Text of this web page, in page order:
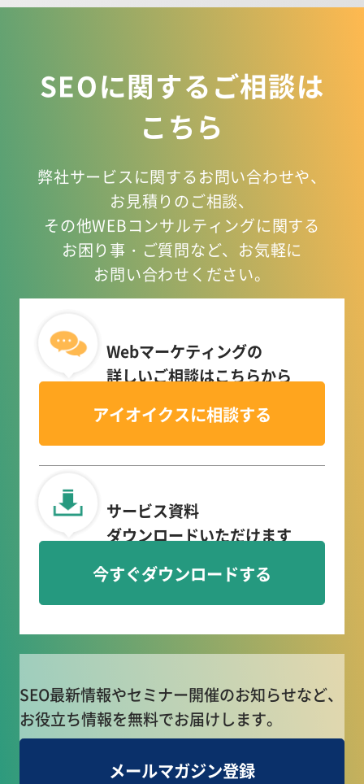
SEOに関するご相談は
こちら
弊社サービスに関するお問い合わせや、
お見積りのご相談、
その他WEBコンサルティングに関する
お困り事 ・ご質問など、お気軽に
お問い合わせください。
Webマーケティングの
詳しいご相談はこちらから
アイオイクスに相談する
サービス資料
ダウンロードいただけます
今すぐダウンロードする
SEO最新情報やセミナー開催のお知らせなど、
お役立ち情報を無料でお届けします。
メールマガジン登録